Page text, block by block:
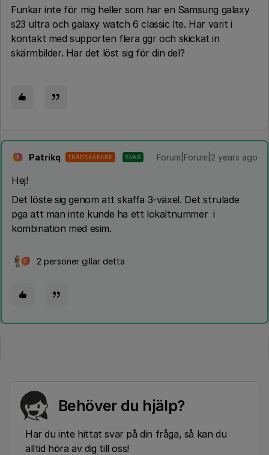
Funkar inte för mig heller som har en Samsung galaxy
s23 ultra och galaxy watch 6 classic lte. Har varit i
kontakt med supporten flera ggr och skickat in
skärmbilder. Har det löst sig för din del?
P Patrikq TRÅDSKAPARE SVAR Forum|Forum|2 years ago
Hej!
Det löste sig genom att skaffa 3-växel. Det strulade
pga att man inte kunde ha ett lokaltnummer i
kombination med esim.
E 2 personer gillar detta
Behöver du hjälp?
Har du inte hittat svar på din fråga, så kan du
alltid höra av dig till oss!